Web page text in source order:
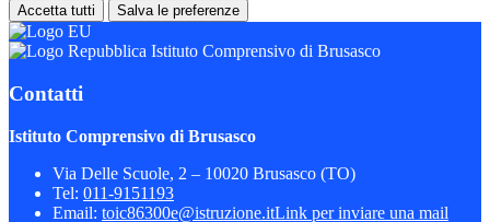
Accetta tutti Salva le preferenze
Istituto Comprensivo di Brusasco
Contatti
Istituto Comprensivo di Brusasco
Via Delle Scuole, 2 – 10020 Brusasco (TO)
Tel: 011-9151193
Email: toic86300e@istruzione.itLink per inviare una mail